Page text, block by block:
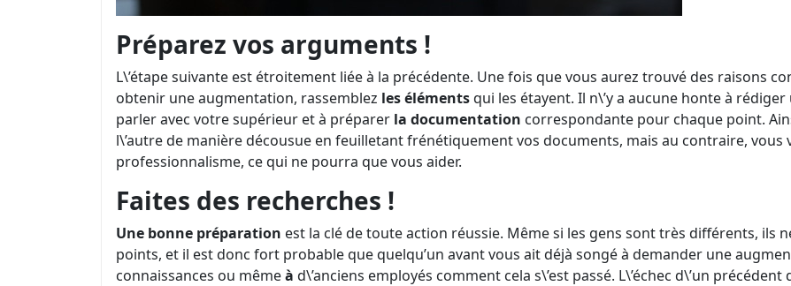
Préparez vos arguments !
L\’étape suivante est étroitement liée à la précédente. Une fois que vous aurez trouvé des raisons
obtenir une augmentation, rassemblez les élémentsqui les étayent. Il n\’y a aucune honte à
parler avec votre supérieur et à préparer la documentation correspondante pour chaque point.
l\’autre de manière décousue en feuilletant frénétiquement vos documents, mais au contraire, vous
professionnalisme, ce qui ne pourra que vous aider.
Faites des recherches !
Une bonne préparation est la clé de toute action réussie. Même si les gens sont très différents, ils
points, et il est donc fort probable que quelqu’un avant vous ait déjà songé à demander une
connaissances ou mêmeà d\’anciens employés comment cela s\’est passé. L\’échec d\’un